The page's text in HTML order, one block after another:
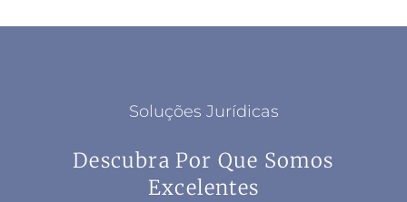
Soluções Jurídicas
Descubra Por Que Somos
Excelentes